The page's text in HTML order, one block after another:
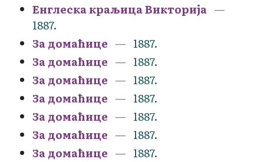
Енглеска краљица Викторија
1887.
За домаћице
1887.
За домаћице
1887.
За домаћице
1887.
За домаћице
1887.
За домаћице
1887.
За домаћице
1887.
За домаћице
1887.